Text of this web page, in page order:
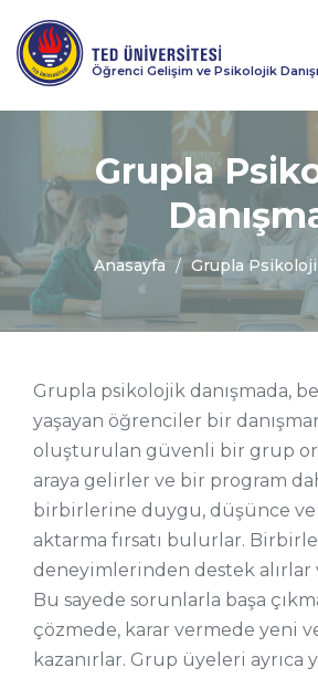
Öğrenci Gelişim ve Psikolojik
Grupla
Anasayfa Grupla
Grupla psikolojik danışmada,
yaşayan öğrenciler bir
oluşturulan güvenli bir grup
araya gelirler ve bir program
birbirlerine duygu, düşünce
aktarma fırsatı bulurlar.
deneyimlerinden destek alırlar
Bu sayede sorunlarla başa
çözmede, karar vermede yeni
kazanırlar. Grup üyeleri ayrıca